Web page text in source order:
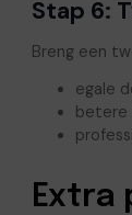
Stap 6:
Breng een
egale
betere
Extra